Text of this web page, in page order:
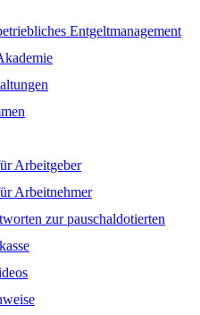
Entgeltmanagement
Arbeitgeber
Arbeitnehmer
zur pauschaldotierten